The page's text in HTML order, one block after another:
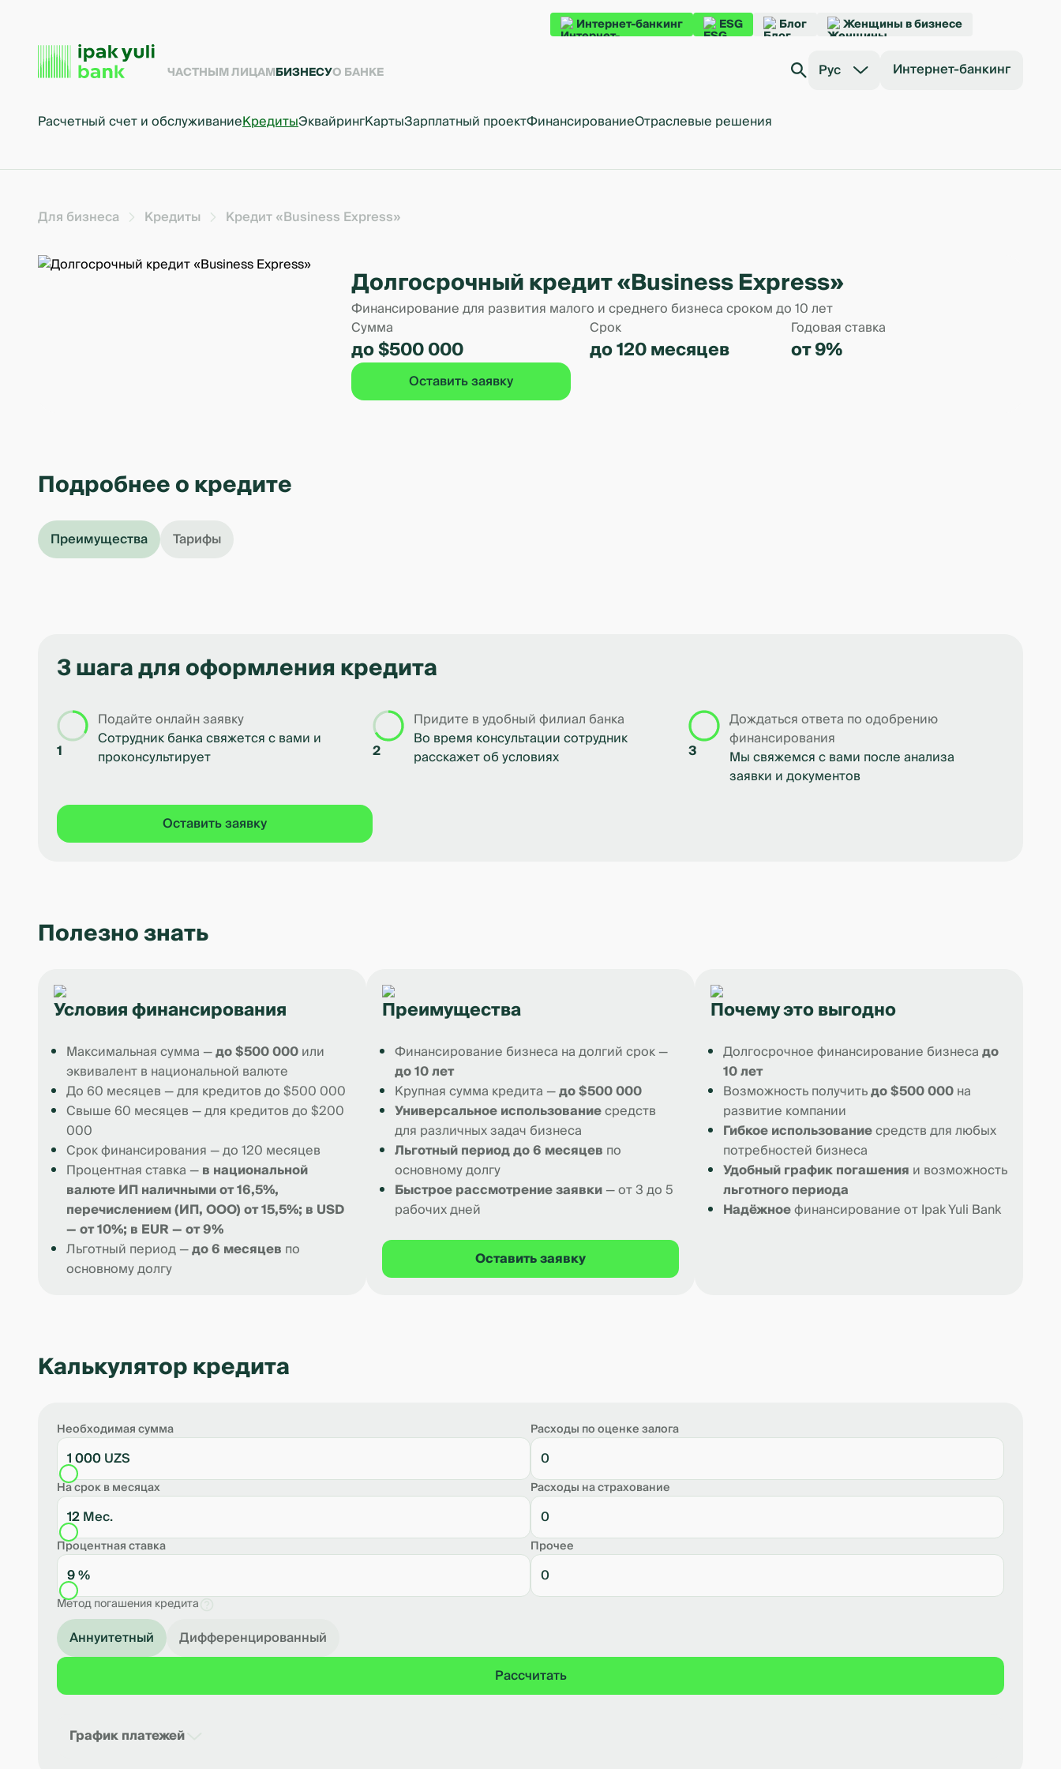
Интернет-банкинг ESG Блог Женщины в бизнесе
ЧАСТНЫМ ЛИЦАМБИЗНЕСУО БАНКЕ Рус Интернет-банкинг
Расчетный счет и обслуживаниеКредитыЭквайрингКартыЗарплатный проектФинансированиеОтраслевые решения
Для бизнеса Кредиты Кредит «Business Express»
Долгосрочный кредит «Business Express»
Финансирование для развития малого и среднего бизнеса сроком до 10 лет
Сумма
до $500 000
Срок
до 120 месяцев
Годовая ставка
от 9%
Оставить заявку
Подробнее о кредите
Преимущества Тарифы
3 шага для оформления кредита
1
Подайте онлайн заявку
Сотрудник банка свяжется с вами и
проконсультирует
2
Придите в удобный филиал банка
Во время консультации сотрудник
расскажет об условиях
3
Дождаться ответа по одобрению
финансирования
Мы свяжемся с вами после анализа
заявки и документов
Оставить заявку
Полезно знать
Условия финансирования
Максимальная сумма —до $500 000или
эквивалент в национальной валюте
До 60 месяцев — для кредитов до $500 000
Свыше 60 месяцев — для кредитов до $200
000
Срок финансирования — до 120 месяцев
Процентная ставка —в национальной
валюте ИП наличными от 16,5%,
перечислением (ИП, ООО) от 15,5%; в USD
— от 10%; в EUR — от 9%
Льготный период —до 6 месяцев по
основному долгу
Преимущества
Финансирование бизнеса на долгий срок —
до 10 лет
Крупная сумма кредита —до $500 000
Универсальное использованиесредств
для различных задач бизнеса
Льготный период до 6 месяцев по
основному долгу
Быстрое рассмотрение заявки— от 3 до 5
рабочих дней
Оставить заявку
Почему это выгодно
Долгосрочное финансирование бизнесадо
10 лет
Возможность получитьдо $500 000на
развитие компании
Гибкое использованиесредств для любых
потребностей бизнеса
Удобный график погашения и возможность
льготного периода
Надёжноефинансирование от Ipak Yuli Bank
Калькулятор кредита
Необходимая сумма
1 000 UZS
На срок в месяцах
12 Мес.
Процентная ставка
9 %
Метод погашения кредита
Аннуитетный Дифференцированный
Расходы по оценке залога
Расходы на страхование
Прочее
Рассчитать
График платежей